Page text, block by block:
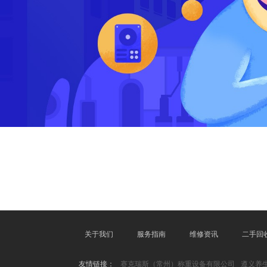
关于我们 服务指南 维修资讯 二手回
友情链接： 赛克瑞斯（常州）称重设备有限公司 遵义养